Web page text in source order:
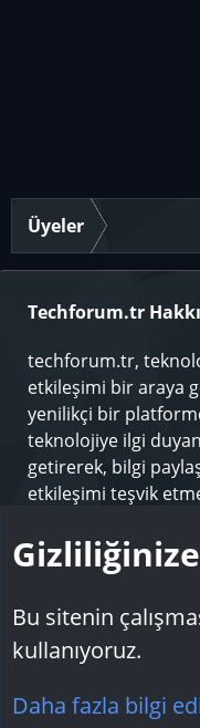
Üyeler
Techforum.tr
techforum.tr,
etkileşimi bir araya
yenilikçi bir
teknolojiye ilgi
getirerek, bilgi
etkileşimi teşvik
sunarak, teknoloji
gelişmeleri takip
Topluluk platform by
Bu sitenin
kullanıyoruz.
Daha fazla bilgi